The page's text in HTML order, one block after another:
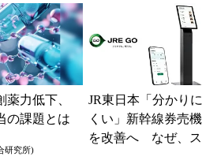
がスムー...
BIの銀行」として最
大5....
薬力低下、
の課題とは
研究所)
JR東日本「分かりに
くい」新幹線券売機
を改善へ なぜ、ス